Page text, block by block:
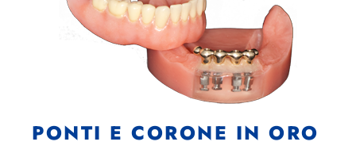
PONTI E CORONE IN ORO